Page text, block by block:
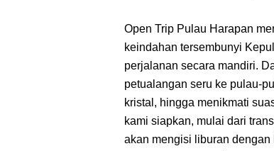
Open Trip Pulau Harapan
keindahan tersembunyi
perjalanan secara mandiri.
petualangan seru ke pulau-
kristal, hingga menikmati
kami siapkan, mulai dari
akan mengisi liburan dengan